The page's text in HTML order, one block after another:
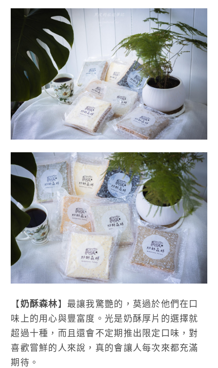
【奶酥森林】最讓我驚艷的，莫過於他們在口
味上的用心與豐富度。光是奶酥厚片的選擇就
超過十種，而且還會不定期推出限定口味，對
喜歡嘗鮮的人來說，真的會讓人每次來都充滿
期待。